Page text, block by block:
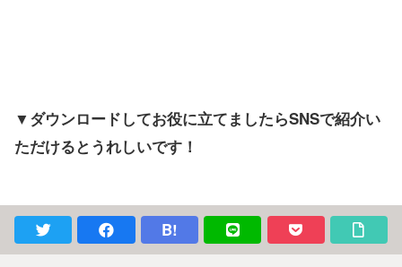
▼ダウンロードしてお役に立てましたらSNSで紹介い
ただけるとうれしいです！
B!